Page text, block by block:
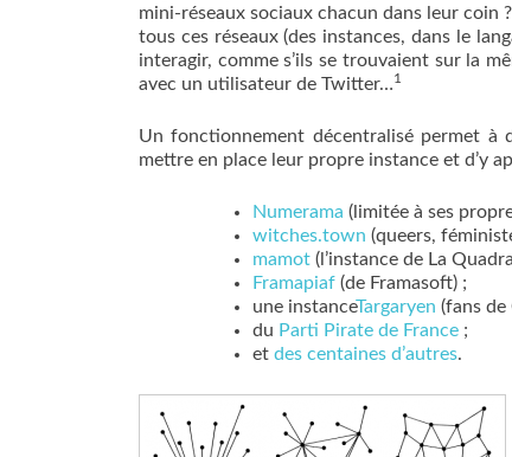
mini-réseaux sociaux chacun dans leur coin
tous ces réseaux (des instances, dans le
interagir, comme s’ils se trouvaient sur la
avec un utilisateur de Twitter…1
Un fonctionnement décentralisé permet à
mettre en place leur propre instance et d’y
Numerama (limitée à ses
witches.town (queers,
mamot (l’instance de La
Framapiaf (de Framasoft) ;
une instanceTargaryen (fans de
du Parti Pirate de France ;
et des centaines d’autres.